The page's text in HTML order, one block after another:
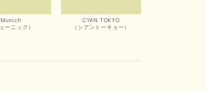
Munich
ーニック）
CYAN TOKYO
（シアントーキョー）